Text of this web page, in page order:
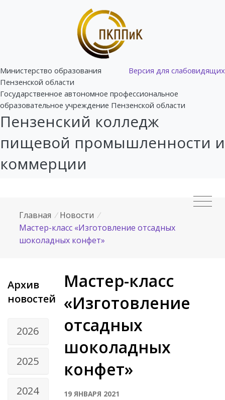
Версия для слабовидящих
Министерство образования
Пензенской области
Государственное автономное профессиональное
образовательное учреждение Пензенской области
Пензенский колледж
пищевой промышленности и
коммерции
Главная / Новости /
Мастер-класс «Изготовление отсадных
шоколадных конфет»
Архив
новостей
2026
2025
2024
Мастер-класс
«Изготовление
отсадных
шоколадных
конфет»
19 ЯНВАРЯ 2021